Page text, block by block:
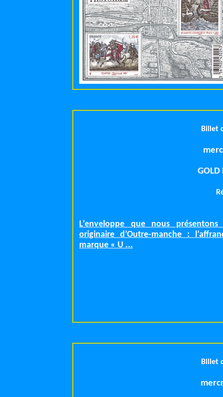
Billet
GOLD
L’enveloppe que nous
originaire d’Outre-manche :
marque « U ...
Billet